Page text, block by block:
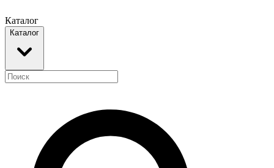
Каталог
Каталог